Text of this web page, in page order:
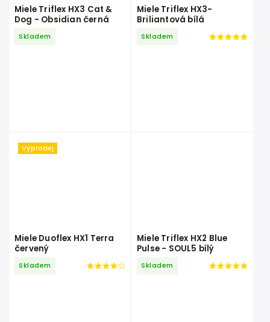
Miele Triflex HX3 Cat &
Dog - Obsidian černá
Skladem
Miele Triflex HX3-
Briliantová bílá
Skladem
Výprodej
Miele Duoflex HX1 Terra
červený
Skladem
Miele Triflex HX2 Blue
Pulse - SOUL5 bílý
Skladem